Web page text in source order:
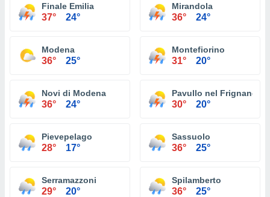
Finale Emilia
37° 24°
Mirandola
36° 24°
Modena
36° 25°
Montefiorino
31° 20°
Novi di Modena
36° 24°
Pavullo nel Frignano
30° 20°
Pievepelago
28° 17°
Sassuolo
36° 25°
Serramazzoni
29° 20°
Spilamberto
36° 25°